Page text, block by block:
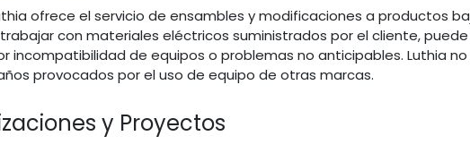
ofrece el servicio de ensambles y modificaciones a productos
trabajar con materiales eléctricos suministrados por el cliente,
incompatibilidad de equipos o problemas no anticipables. Luthia
provocados por el uso de equipo de otras marcas.
y Proyectos